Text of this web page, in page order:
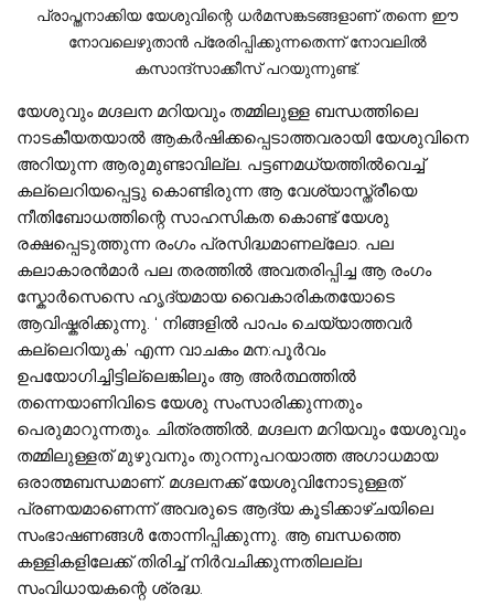
പ്രാപ്തനാക്കിയ യേശുവിന്റെ ധര്‍മസങ്കടങ്ങളാണ് തന്നെ ഈ
നോവലെഴുതാൻ പ്രേരിപ്പിക്കുന്നതെന്ന് നോവലില്‍
കസാന്ദ്സാക്കീസ് പറയുന്നുണ്ട്.
യേശുവും മഗ്ദലന മറിയവും തമ്മിലുള്ള ബന്ധത്തിലെ
നാടകീയതയാല്‍ ആകര്‍ഷിക്കപ്പെടാത്തവരായി യേശുവിനെ
അറിയുന്ന ആരുമുണ്ടാവില്ല. പട്ടണമധ്യത്തില്‍വെച്ച്
കല്ലെറിയപ്പെട്ടു കൊണ്ടിരുന്ന ആ വേശ്യാസ്ത്രീയെ
നീതിബോധത്തിന്റെ സാഹസികത കൊണ്ട് യേശു
രക്ഷപ്പെടുത്തുന്ന രംഗം പ്രസിദ്ധമാണല്ലോ. പല
കലാകാരന്‍മാര്‍ പല തരത്തില്‍ അവതരിപ്പിച്ച ആ രംഗം
സ്കോര്‍സെസെ ഹൃദ്യമായ വൈകാരികതയോടെ
ആവിഷ്കരിക്കുന്നു. ‘ നിങ്ങളില്‍ പാപം ചെയ്യാത്തവര്‍
കല്ലെറിയുക’ എന്ന വാചകം മന:പൂര്‍വം
ഉപയോഗിച്ചിട്ടില്ലെങ്കിലും ആ അര്‍ത്ഥത്തില്‍
തന്നെയാണിവിടെ യേശു സംസാരിക്കുന്നതും
പെരുമാറുന്നതും. ചിത്രത്തില്‍, മഗ്ദലന മറിയവും യേശുവും
തമ്മിലുള്ളത് മുഴുവനും തുറന്നുപറയാത്ത അഗാധമായ
ഒരാത്മബന്ധമാണ്. മഗ്ദലനക്ക് യേശുവിനോടുള്ളത്
പ്രണയമാണെന്ന് അവരുടെ ആദ്യ കൂടിക്കാഴ്ചയിലെ
സംഭാഷണങ്ങള്‍ തോന്നിപ്പിക്കുന്നു. ആ ബന്ധത്തെ
കള്ളികളിലേക്ക് തിരിച്ച് നിര്‍വചിക്കുന്നതിലല്ല
സംവിധായകന്റെ ശ്രദ്ധ.